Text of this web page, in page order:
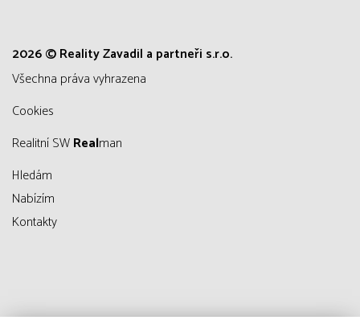
2026 © Reality Zavadil a partneři s.r.o.
všechna práva vyhrazena
Cookies
Realitní SWRealman
Hledám
Nabízím
Kontakty